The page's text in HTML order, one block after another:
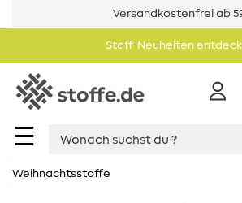
Versandkostenfrei ab
Stoff-Neuheiten
☰
Weihnachtsstoffe